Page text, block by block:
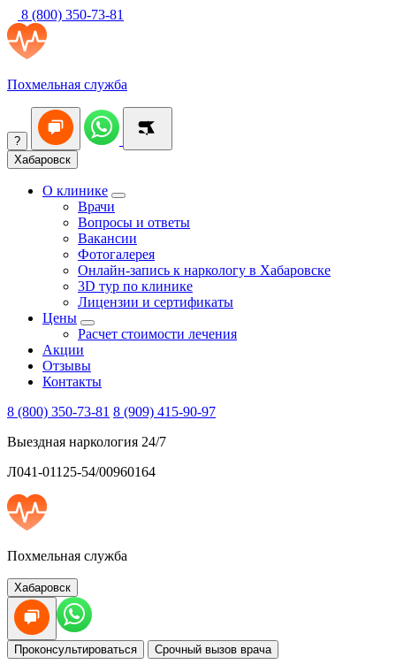
8 (800) 350-73-81
Похмельная служба
?
Хабаровск
О клинике
Врачи
Вопросы и ответы
Вакансии
Фотогалерея
Онлайн-запись к наркологу в Хабаровске
3D тур по клинике
Лицензии и сертификаты
Цены
Расчет стоимости лечения
Акции
Отзывы
Контакты
8 (800) 350-73-81 8 (909) 415-90-97
Выездная наркология 24/7
Л041-01125-54/00960164
Похмельная служба
Хабаровск
Проконсультироваться Срочный вызов врача